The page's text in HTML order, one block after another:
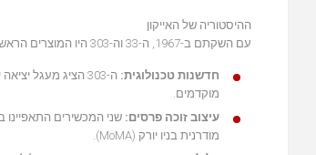
ההיסטוריה של האייקון
עם השקתם ב-1967, ה-33 וה-303 היו המוצרים הראשונים של QUAD שהתבססו כולם על טכנולוגיית טרנזיסטורים (מצב מוצק), לאחר שנים של הצלחה עם מגברי שפופרות.
חדשנות טכנולוגית:
מוקדמים.
עיצוב זוכה פרסים:
מודרנית בניו יורק (MoMA).